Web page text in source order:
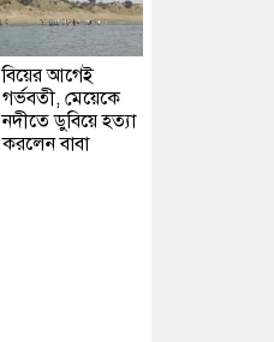
বিয়ের আগেই
গর্ভবতী, মেয়েকে
নদীতে ডুবিয়ে হত্যা
করলেন বাবা